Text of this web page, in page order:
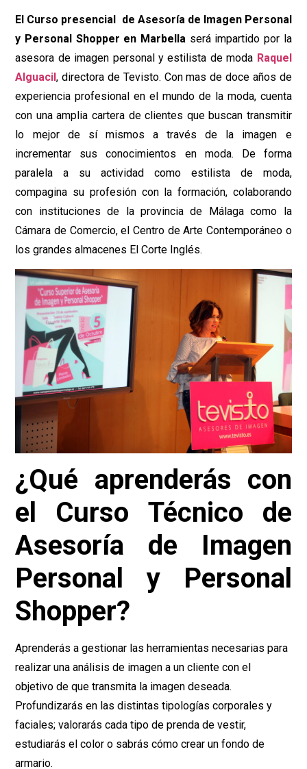
El Curso presencial de Asesoría de Imagen Personal
y Personal Shopper en Marbella será impartido por la
asesora de imagen personal y estilista de moda Raquel
Alguacil, directora de Tevisto. Con mas de doce años de
experiencia profesional en el mundo de la moda, cuenta
con una amplia cartera de clientes que buscan transmitir
lo mejor de sí mismos a través de la imagen e
incrementar sus conocimientos en moda. De forma
paralela a su actividad como estilista de moda,
compagina su profesión con la formación, colaborando
con instituciones de la provincia de Málaga como la
Cámara de Comercio, el Centro de Arte Contemporáneo o
los grandes almacenes El Corte Inglés.
¿Qué aprenderás con
el Curso Técnico de
Asesoría de Imagen
Personal y Personal
Shopper?
Aprenderás a gestionar las herramientas necesarias para
realizar una análisis de imagen a un cliente con el
objetivo de que transmita la imagen deseada.
Profundizarás en las distintas tipologías corporales y
faciales; valorarás cada tipo de prenda de vestir,
estudiarás el color o sabrás cómo crear un fondo de
armario.